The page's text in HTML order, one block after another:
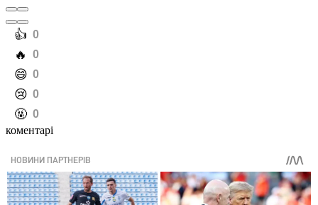
️👍 0
️🔥 0
️😄 0
️😢 0
️🤬 0
коментарі